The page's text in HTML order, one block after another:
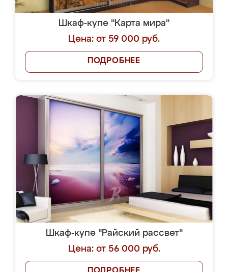
Шкаф-купе "Карта мира"
Цена: от 59 000 руб.
ПОДРОБНЕЕ
Шкаф-купе "Райский рассвет"
Цена: от 56 000 руб.